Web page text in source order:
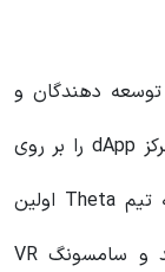
توسعه دهندگان و
شرکا را قادر می سازد اپلیکیشن های غیرمتمرکز dApp را بر روی
بلاک چین تتا بسازند. THETA.tv متعلق به تیم Theta اولین
dApp بود که روی بلاک چین راه‌اندازی شد و سامسونگ VR